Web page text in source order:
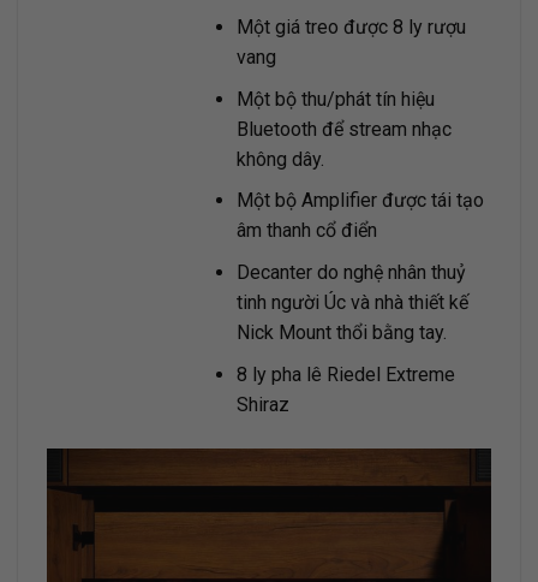
Một giá treo được 8 ly rượu
vang
Một bộ thu/phát tín hiệu
Bluetooth để stream nhạc
không dây.
Một bộ Amplifier được tái tạo
âm thanh cổ điển
Decanter do nghệ nhân thuỷ
tinh người Úc và nhà thiết kế
Nick Mount thổi bằng tay.
8 ly pha lê Riedel Extreme
Shiraz